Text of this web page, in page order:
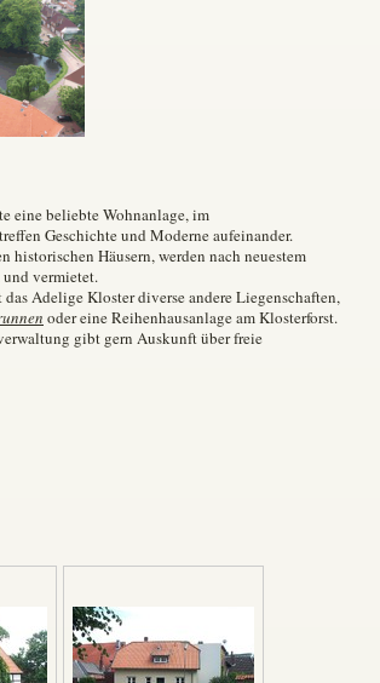
eine beliebte Wohnanlage, im
Geschichte und Moderne aufeinander.
historischen Häusern, werden nach neuestem
vermietet.
Adelige Kloster diverse andere Liegenschaften,
oder eine Reihenhausanlage am Klosterforst.
gibt gern Auskunft über freie